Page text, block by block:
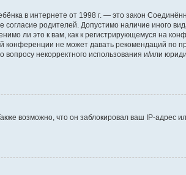
в интернете от 1998 г. — это закон
родителей. Допустимо наличие иного
ли это к вам, как к регистрирующемуся на
не может давать рекомендаций по
некорректного использования и/или
возможно, что он заблокировал ваш IP-адрес